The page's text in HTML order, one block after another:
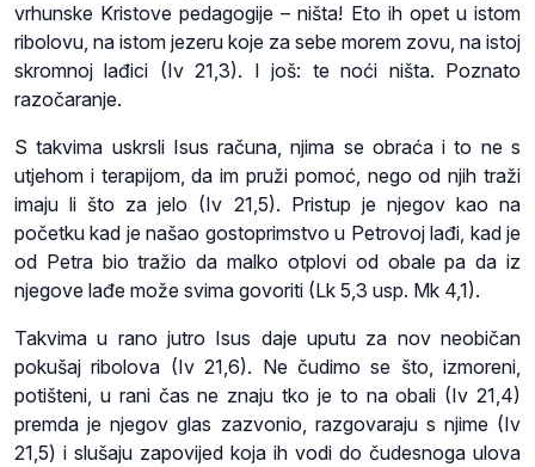
vrhunske Kristove pedagogije – ništa! Eto ih opet u istom
ribolovu, na istom jezeru koje za sebe morem zovu, na istoj
skromnoj lađici (Iv 21,3). I još: te noći ništa. Poznato
razočaranje.
S takvima uskrsli Isus računa, njima se obraća i to ne s
utjehom i terapijom, da im pruži pomoć, nego od njih traži
imaju li što za jelo (Iv 21,5). Pristup je njegov kao na
početku kad je našao gostoprimstvo u Petrovoj lađi, kad je
od Petra bio tražio da malko otplovi od obale pa da iz
njegove lađe može svima govoriti (Lk 5,3 usp. Mk 4,1).
Takvima u rano jutro Isus daje uputu za nov neobičan
pokušaj ribolova (Iv 21,6). Ne čudimo se što, izmoreni,
potišteni, u rani čas ne znaju tko je to na obali (Iv 21,4)
premda je njegov glas zazvonio, razgovaraju s njime (Iv
21,5) i slušaju zapovijed koja ih vodi do čudesnoga ulova